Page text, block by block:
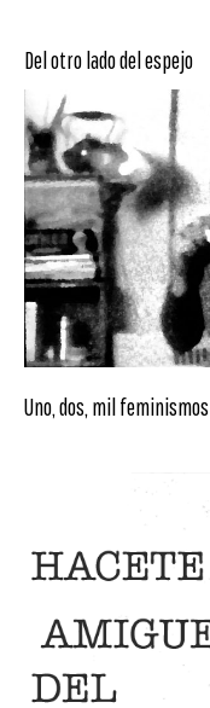
Del otro lado del espejo
Uno, dos, mil feminismos